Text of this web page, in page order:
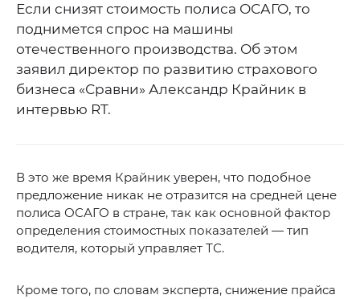
Если снизят стоимость полиса ОСАГО, то
поднимется спрос на машины
отечественного производства. Об этом
заявил директор по развитию страхового
бизнеса «Сравни» Александр Крайник в
интервью RT.
В это же время Крайник уверен, что подобное
предложение никак не отразится на средней цене
полиса ОСАГО в стране, так как основной фактор
определения стоимостных показателей — тип
водителя, который управляет ТС.
Кроме того, по словам эксперта, снижение прайса